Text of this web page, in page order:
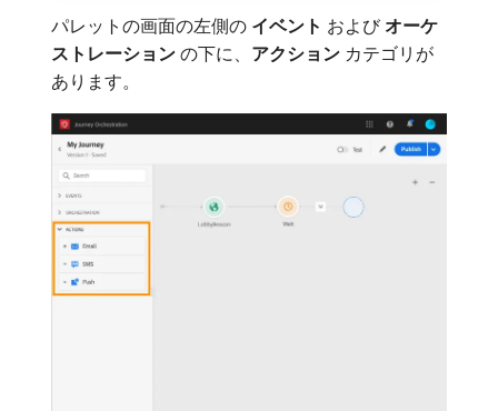
パレットの画面の左側の​ イベント ​および​ オーケ
ストレーション ​の下に、 アクション カテゴリが
あります。